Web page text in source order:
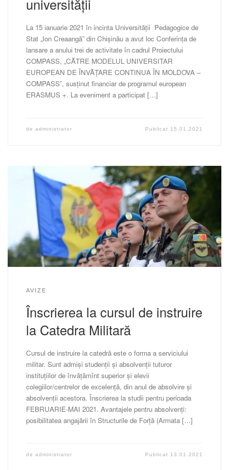
universității
La 15 ianuarie 2021 în incinta Universității Pedagogice de
Stat „Ion Creaangă” din Chișinău a avut loc Conferința de
lansare a anului trei de activitate în cadrul Proiectului
COMPASS, „CĂTRE MODELUL UNIVERSITAR
EUROPEAN DE ÎNVĂȚARE CONTINUA ÎN MOLDOVA –
COMPASS”, susținut financiar de programul european
ERASMUS +. La eveniment a participat […]
de administrator Publicat 15.01.2021
AVIZE
Înscrierea la cursul de instruire
la Catedra Militară
Cursul de instruire la catedră este o forma a serviciului
militar. Sunt admiși studenţii şi absolvenţii tuturor
instituțiilor de învăţămînt superior și elevii
colegiilor/centrelor de excelență, din anul de absolvire și
absolvenții acestora. Înscrierea la studii pentru perioada
FEBRUARIE-MAI 2021. Avantajele pentru absolvenți:
posibilitatea angajării în Structurile de Forță (Armata […]
de administrator Publicat 13.01.2021